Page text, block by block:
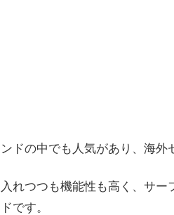
ドの中でも人気があり、海外
れつつも機能性も高く、サ
です。